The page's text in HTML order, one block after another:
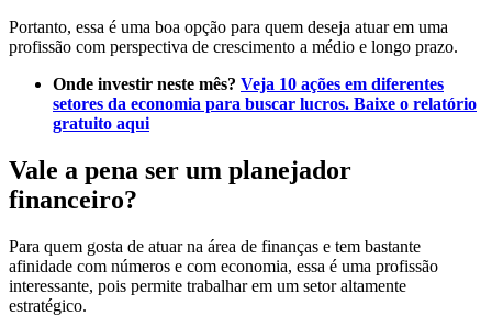
Portanto, essa é uma boa opção para quem deseja atuar em uma
profissão com perspectiva de crescimento a médio e longo prazo.
Onde investir neste mês? Veja 10 ações em diferentes
setores da economia para buscar lucros. Baixe o relatório
gratuito aqui
Vale a pena ser um planejador
financeiro?
Para quem gosta de atuar na área de finanças e tem bastante
afinidade com números e com economia, essa é uma profissão
interessante, pois permite trabalhar em um setor altamente
estratégico.